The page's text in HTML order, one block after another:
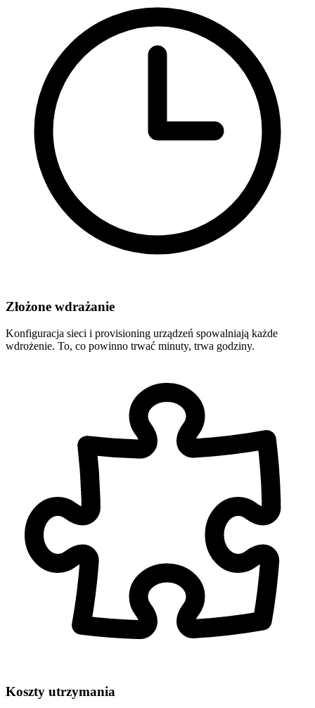
Złożone wdrażanie
Konfiguracja sieci i provisioning urządzeń spowalniają każde
wdrożenie. To, co powinno trwać minuty, trwa godziny.
Koszty utrzymania